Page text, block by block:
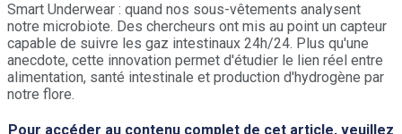
Smart Underwear : quand nos sous-vêtements analysent
notre microbiote. Des chercheurs ont mis au point un capteur
capable de suivre les gaz intestinaux 24h/24. Plus qu'une
anecdote, cette innovation permet d'étudier le lien réel entre
alimentation, santé intestinale et production d'hydrogène par
notre flore.
Pour accéder au contenu complet de cet article, veuillez